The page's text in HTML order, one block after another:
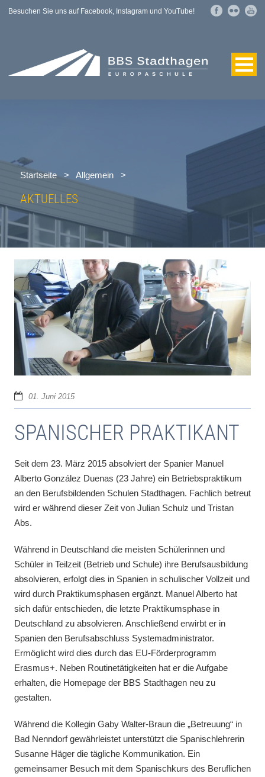
Besuchen Sie uns auf Facebook, Instagram und YouTube!
Startseite > Allgemein >
AKTUELLES
01. Juni 2015
SPANISCHER PRAKTIKANT
Seit dem 23. März 2015 absolviert der Spanier Manuel
Alberto González Duenas (23 Jahre) ein Betriebspraktikum
an den Berufsbildenden Schulen Stadthagen. Fachlich betreut
wird er während dieser Zeit von Julian Schulz und Tristan
Abs.
Während in Deutschland die meisten Schülerinnen und
Schüler in Teilzeit (Betrieb und Schule) ihre Berufsausbildung
absolvieren, erfolgt dies in Spanien in schulischer Vollzeit und
wird durch Praktikumsphasen ergänzt. Manuel Alberto hat
sich dafür entschieden, die letzte Praktikumsphase in
Deutschland zu absolvieren. Anschließend erwirbt er in
Spanien den Berufsabschluss Systemadministrator.
Ermöglicht wird dies durch das EU-Förderprogramm
Erasmus+. Neben Routinetätigkeiten hat er die Aufgabe
erhalten, die Homepage der BBS Stadthagen neu zu
gestalten.
Während die Kollegin Gaby Walter-Braun die „Betreuung“ in
Bad Nenndorf gewährleistet unterstützt die Spanischlehrerin
Susanne Häger die tägliche Kommunikation. Ein
gemeinsamer Besuch mit dem Spanischkurs des Beruflichen